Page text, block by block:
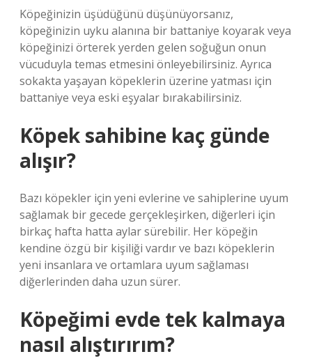
Köpeğinizin üşüdüğünü düşünüyorsanız,
köpeğinizin uyku alanına bir battaniye koyarak veya
köpeğinizi örterek yerden gelen soğuğun onun
vücuduyla temas etmesini önleyebilirsiniz. Ayrıca
sokakta yaşayan köpeklerin üzerine yatması için
battaniye veya eski eşyalar bırakabilirsiniz.
Köpek sahibine kaç günde
alışır?
Bazı köpekler için yeni evlerine ve sahiplerine uyum
sağlamak bir gecede gerçekleşirken, diğerleri için
birkaç hafta hatta aylar sürebilir. Her köpeğin
kendine özgü bir kişiliği vardır ve bazı köpeklerin
yeni insanlara ve ortamlara uyum sağlaması
diğerlerinden daha uzun sürer.
Köpeğimi evde tek kalmaya
nasıl alıştırırım?